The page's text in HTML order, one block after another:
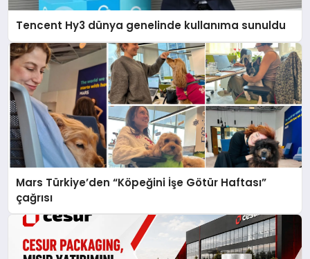
Tencent Hy3 dünya genelinde kullanıma sunuldu
Mars Türkiye’den “Köpeğini İşe Götür Haftası”
çağrısı